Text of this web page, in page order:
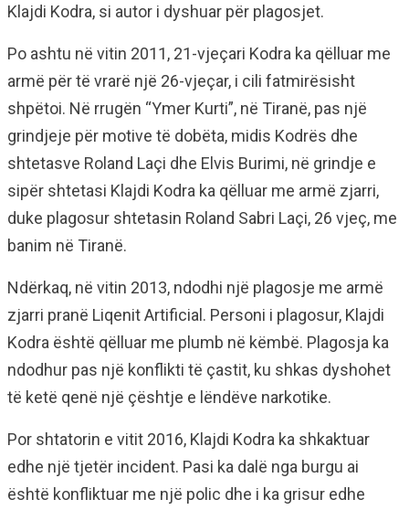
Klajdi Kodra, si autor i dyshuar për plagosjet.
Po ashtu në vitin 2011, 21-vjeçari Kodra ka qëlluar me
armë për të vrarë një 26-vjeçar, i cili fatmirësisht
shpëtoi. Në rrugën “Ymer Kurti”, në Tiranë, pas një
grindjeje për motive të dobëta, midis Kodrës dhe
shtetasve Roland Laçi dhe Elvis Burimi, në grindje e
sipër shtetasi Klajdi Kodra ka qëlluar me armë zjarri,
duke plagosur shtetasin Roland Sabri Laçi, 26 vjeç, me
banim në Tiranë.
Ndërkaq, në vitin 2013, ndodhi një plagosje me armë
zjarri pranë Liqenit Artificial. Personi i plagosur, Klajdi
Kodra është qëlluar me plumb në këmbë. Plagosja ka
ndodhur pas një konflikti të çastit, ku shkas dyshohet
të ketë qenë një çështje e lëndëve narkotike.
Por shtatorin e vitit 2016, Klajdi Kodra ka shkaktuar
edhe një tjetër incident. Pasi ka dalë nga burgu ai
është konfliktuar me një polic dhe i ka grisur edhe